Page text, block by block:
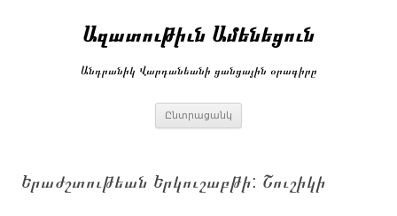
Ազատութիւն Ամենեցուն
Անդրանիկ Վարդանեանի ցանցային օրագիրը
Ընտրացանկ
Երաժշտութեան Երկուշաբթի: Շուշիկի